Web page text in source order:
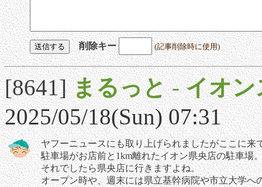
削除キー (記事削除時に使用)
[8641]まるっと-イオ
2025/05/18(Sun) 07:31
ヤフーニュースにも取り上げられましたがここに来
駐車場がお店前と1km離れたイオン県央店の駐車場
それでしたら県央店に行きますよね。
オープン時や、週末には県立基幹病院や市立大学